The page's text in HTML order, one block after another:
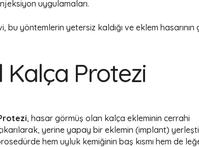
uygulamaları.
bu yöntemlerin yetersiz kaldığı ve eklem
Kalça Protezi
, hasar görmüş olan kalça ekleminin cerrahi
yerine yapay bir eklemin (implant)
hem uyluk kemiğinin baş kısmı hem de